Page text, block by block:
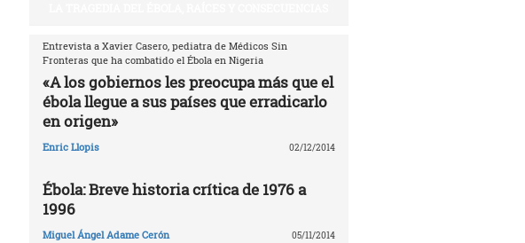
Entrevista a Xavier Casero, pediatra de Médicos Sin
Fronteras que ha combatido el Ébola en Nigeria
«A los gobiernos les preocupa más que el
ébola llegue a sus países que erradicarlo
en origen»
Enric Llopis 02/12/2014
Ébola: Breve historia crítica de 1976 a
1996
Miguel Ángel Adame Cerón 05/11/2014